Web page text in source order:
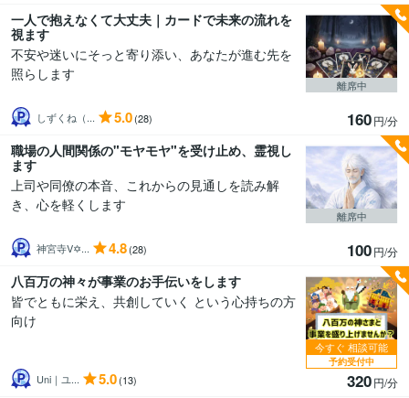
一人で抱えなくて大丈夫｜カードで未来の流れを
視ます
不安や迷いにそっと寄り添い、あなたが進む先を
照らします
しずくね（... 5.0(28) 160円/分
離席中
職場の人間関係の"モヤモヤ"を受け止め、霊視し
ます
上司や同僚の本音、これからの見通しを読み解
き、心を軽くします
神宮寺V✡... 4.8(28) 100円/分
離席中
八百万の神々が事業のお手伝いをします
皆でともに栄え、共創していく という心持ちの方
向け
Uni｜ユ... 5.0(13) 320円/分
今すぐ 相談可能
予約受付中